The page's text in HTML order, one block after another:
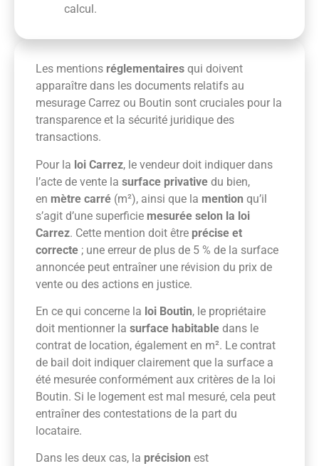
calcul.
Les mentions réglementaires qui doivent
apparaître dans les documents relatifs au
mesurage Carrez ou Boutin sont cruciales pour la
transparence et la sécurité juridique des
transactions.
Pour la loi Carrez, le vendeur doit indiquer dans
l’acte de vente la surface privative du bien,
en mètre carré (m²), ainsi que la mention qu’il
s’agit d’une superficie mesurée selon la loi
Carrez. Cette mention doit être précise et
correcte ; une erreur de plus de 5 % de la surface
annoncée peut entraîner une révision du prix de
vente ou des actions en justice.
En ce qui concerne la loi Boutin, le propriétaire
doit mentionner la surface habitable dans le
contrat de location, également en m². Le contrat
de bail doit indiquer clairement que la surface a
été mesurée conformément aux critères de la loi
Boutin. Si le logement est mal mesuré, cela peut
entraîner des contestations de la part du
locataire.
Dans les deux cas, la précision est